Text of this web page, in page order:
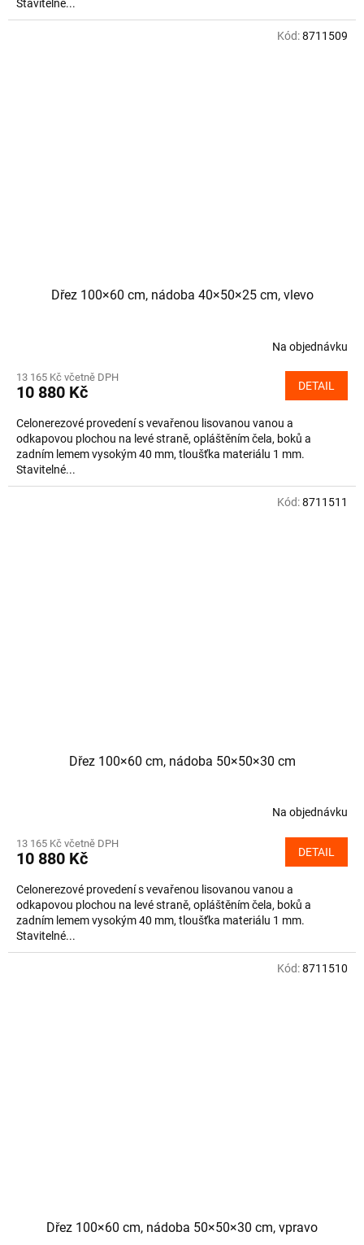
Stavitelné...
Dřez 100×60 cm, nádoba 40×50×25 cm, vlevo
Na objednávku
13 165 Kč včetně DPH
10 880 Kč DETAIL
Celonerezové provedení s vevařenou lisovanou vanou a
odkapovou plochou na levé straně, opláštěním čela, boků a
zadním lemem vysokým 40 mm, tloušťka materiálu 1 mm.
Stavitelné...
Kód:8711509
Dřez 100×60 cm, nádoba 50×50×30 cm
Na objednávku
13 165 Kč včetně DPH
10 880 Kč DETAIL
Celonerezové provedení s vevařenou lisovanou vanou a
odkapovou plochou na levé straně, opláštěním čela, boků a
zadním lemem vysokým 40 mm, tloušťka materiálu 1 mm.
Stavitelné...
Kód:8711511
Dřez 100×60 cm, nádoba 50×50×30 cm, vpravo
Kód:8711510